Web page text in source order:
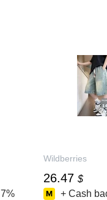
7%
Wildberries
26.47 $
+ Cash